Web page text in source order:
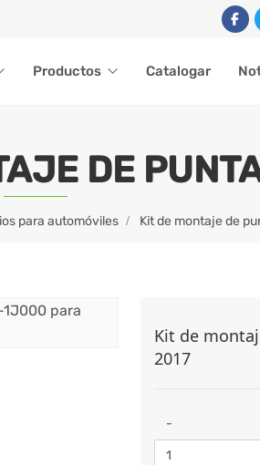
Productos Catalogar
DE
para automóviles Kit de montaje de
Kit de
2017
-